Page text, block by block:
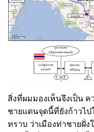
สิ่งที่ผมมองเห็นจึงเป็น
ชายแดนจุดนี้ที่ยังก้าวไป
ทราบ ว่าเมืองท่าชายฝั่